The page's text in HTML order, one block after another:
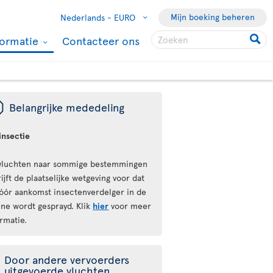
Nederlands - EURO Mijn boeking beheren
Contacteer ons
Belangrijke mededeling
naar sommige bestemmingen
de plaatselijke wetgeving voor dat
aankomst insectenverdelger in de
wordt gesprayd. Klik hier voor meer
Door andere vervoerders